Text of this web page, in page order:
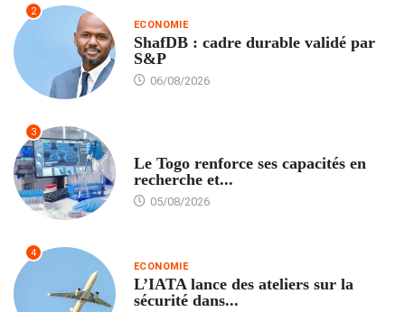
2
ECONOMIE
ShafDB : cadre durable validé par
S&P
06/08/2026
3
Le Togo renforce ses capacités en
recherche et...
05/08/2026
4
ECONOMIE
L’IATA lance des ateliers sur la
sécurité dans...